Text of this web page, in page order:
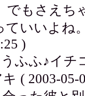
でもさえち
ていいよね
)
ふふ♪イチ
( 2003-05-